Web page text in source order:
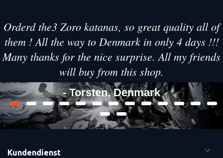
Orderd the3 Zoro katanas, so great quality all of
them ! All the way to Denmark in only 4 days !!!
Many thanks for the nice surprise. All my friends
will buy from this shop.
- Torsten, Denmark
Kundendienst